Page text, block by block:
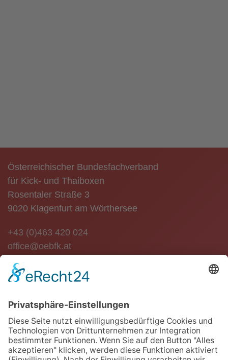
Österreichischer Bundesfachverband
für Kick- und Thaiboxen
Rosentaler Straße 3
9020 Klagenfurt am Wörthersee
+43 (0)463 420 024
office@oebfk.at
NEWSLETTER